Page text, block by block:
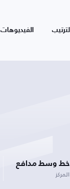
الترتيب الفيديوهات
خط وسط مدافع
المركز